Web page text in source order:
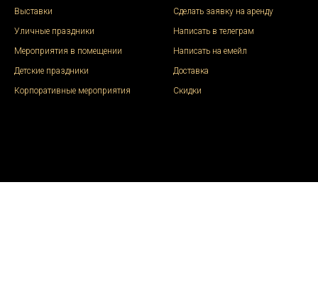
Выставки
Уличные праздники
Мероприятия в помещении
Детские праздники
Корпоративные мероприятия
Сделать заявку на аренду
Написать в телеграм
Написать на емейл
Доставка
Скидки